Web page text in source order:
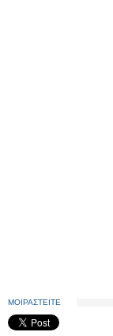
ΜΟΙΡΑΣΤΕΙΤΕ